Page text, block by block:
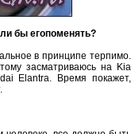
бы егопоменять?
в принципе терпимо.
засматриваюсь на Kia
Elantra. Время покажет,